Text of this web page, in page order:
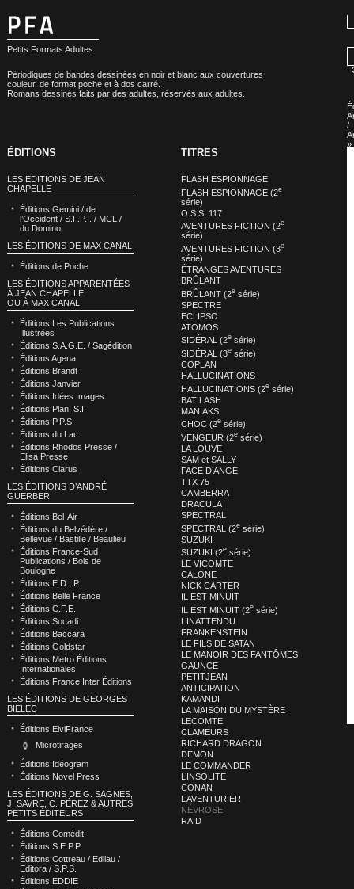
Petits Formats Adultes
Périodiques de bandes dessinées en noir et blanc aux couvertures
couleur, de format poche et à dos carré.
Romans dessinés faits par des adultes, réservés aux adultes.
/
»
ÉDITIONS
LES ÉDITIONS DE JEAN
CHAPELLE
Éditions Gemini / de
l’Occident / S.F.P.I. / MCL /
du Domino
LES ÉDITIONS DE MAX CANAL
Éditions de Poche
LES ÉDITIONS APPARENTÉES
À JEAN CHAPELLE
OU À MAX CANAL
Éditions Les Publications
Illustrées
Éditions S.A.G.E. / Sagédition
Éditions Agena
Éditions Brandt
Éditions Janvier
Éditions Idées Images
Éditions Plan, S.I.
Éditions P.P.S.
Éditions du Lac
Éditions Rhodos Presse /
Elisa Presse
Éditions Clarus
LES ÉDITIONS D’ANDRÉ
GUERBER
Éditions Bel-Air
Éditions du Belvédère /
Bellevue / Bastille / Beaulieu
Éditions France-Sud
Publications / Bois de
Boulogne
Éditions E.D.I.P.
Éditions Belle France
Éditions C.F.E.
Éditions Socadi
Éditions Baccara
Éditions Goldstar
Éditions Metro Éditions
Internationales
Éditions France Inter Éditions
LES ÉDITIONS DE GEORGES
BIELEC
Éditions ElviFrance
Microtirages
Éditions Idéogram
Éditions Novel Press
LES ÉDITIONS DE G. SAGNES,
J. SAVRE, C. PÉREZ & AUTRES
PETITS ÉDITEURS
Éditions Comédit
Éditions S.E.P.P.
Éditions Cottreau / Edilau /
Editora / S.P.S.
Éditions EDDIE
TITRES
FLASH ESPIONNAGE
FLASH ESPIONNAGE (2e
série)
O.S.S. 117
AVENTURES FICTION (2e
série)
AVENTURES FICTION (3e
série)
ÉTRANGES AVENTURES
BRÛLANT
BRÛLANT (2esérie)
SPECTRE
ECLIPSO
ATOMOS
SIDÉRAL (2esérie)
SIDÉRAL (3esérie)
COPLAN
HALLUCINATIONS
HALLUCINATIONS (2esérie)
BAT LASH
MANIAKS
CHOC (2esérie)
VENGEUR (2esérie)
LA LOUVE
SAM et SALLY
FACE D’ANGE
TTX 75
CAMBERRA
DRACULA
SPECTRAL
SPECTRAL (2esérie)
SUZUKI
SUZUKI (2esérie)
LE VICOMTE
CALONE
NICK CARTER
IL EST MINUIT
IL EST MINUIT (2esérie)
L’INATTENDU
FRANKENSTEIN
LE FILS DE SATAN
LE MANOIR DES FANTÔMES
GAUNCE
PETITJEAN
ANTICIPATION
KAMANDI
LA MAISON DU MYSTÈRE
LECOMTE
CLAMEURS
RICHARD DRAGON
DEMON
LE COMMANDER
L’INSOLITE
CONAN
L’AVENTURIER
NÉVROSE
RAID